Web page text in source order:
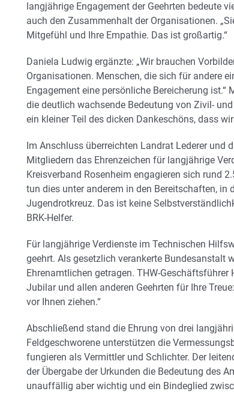
langjährige Engagement der Geehrten bedeute
auch den Zusammenhalt der Organisationen.
Mitgefühl und Ihre Empathie. Das ist großartig.“
Daniela Ludwig ergänzte: „Wir brauchen
Organisationen. Menschen, die sich für andere
Engagement eine persönliche Bereicherung
die deutlich wachsende Bedeutung von Zivil-
ein kleiner Teil des dicken Dankeschöns, dass
Im Anschluss überreichten Landrat Lederer und
Mitgliedern das Ehrenzeichen für langjährige
Kreisverband Rosenheim engagieren sich rund
tun dies unter anderem in den Bereitschaften, in
Jugendrotkreuz. Das ist keine
BRK-Helfer.
Für langjährige Verdienste im Technischen
geehrt. Als gesetzlich verankerte Bundesanstalt
Ehrenamtlichen getragen. THW-
Jubilar und allen anderen Geehrten für Ihre
vor Ihnen ziehen.“
Abschließend stand die Ehrung von drei
Feldgeschworene unterstützen die
fungieren als Vermittler und Schlichter. Der
der Übergabe der Urkunden die Bedeutung des
unauffällig aber wichtig und ein Bindeglied